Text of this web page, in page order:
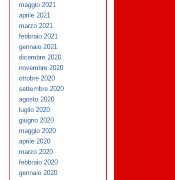
maggio 2021
aprile 2021
marzo 2021
febbraio 2021
gennaio 2021
dicembre 2020
novembre 2020
ottobre 2020
settembre 2020
agosto 2020
luglio 2020
giugno 2020
maggio 2020
aprile 2020
marzo 2020
febbraio 2020
gennaio 2020